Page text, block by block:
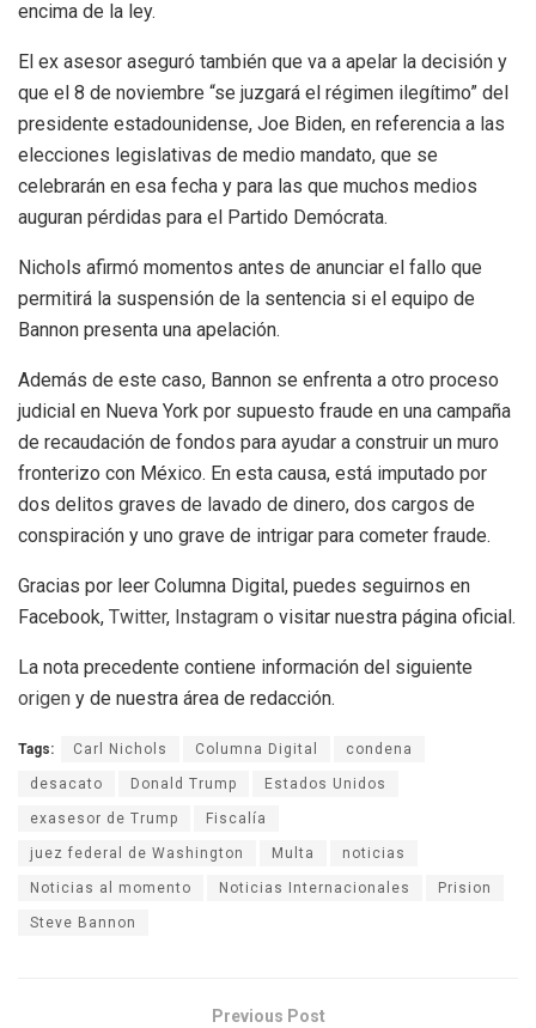
encima de la ley.
El ex asesor aseguró también que va a apelar la decisión y
que el 8 de noviembre “se juzgará el régimen ilegítimo” del
presidente estadounidense, Joe Biden, en referencia a las
elecciones legislativas de medio mandato, que se
celebrarán en esa fecha y para las que muchos medios
auguran pérdidas para el Partido Demócrata.
Nichols afirmó momentos antes de anunciar el fallo que
permitirá la suspensión de la sentencia si el equipo de
Bannon presenta una apelación.
Además de este caso, Bannon se enfrenta a otro proceso
judicial en Nueva York por supuesto fraude en una campaña
de recaudación de fondos para ayudar a construir un muro
fronterizo con México. En esta causa, está imputado por
dos delitos graves de lavado de dinero, dos cargos de
conspiración y uno grave de intrigar para cometer fraude.
Gracias por leer Columna Digital, puedes seguirnos en
Facebook, Twitter, Instagram o visitar nuestra página oficial.
La nota precedente contiene información del siguiente
origen y de nuestra área de redacción.
Tags: Carl Nichols Columna Digital condena
desacato Donald Trump Estados Unidos
exasesor de Trump Fiscalía
juez federal de Washington Multa noticias
Noticias al momento Noticias Internacionales Prision
Steve Bannon
Previous Post